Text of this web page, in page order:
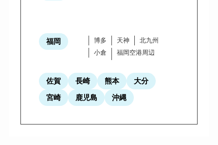
福岡 博多 天神
北九州
小倉
福岡空港周辺
佐賀 長崎 熊本
大分
宮崎
鹿児島 沖縄